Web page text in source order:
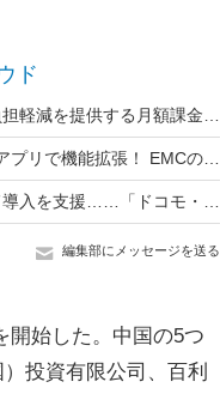
ド
編集部にメッセージを送る
開始した。中国の5つ
投資有限公司、百利